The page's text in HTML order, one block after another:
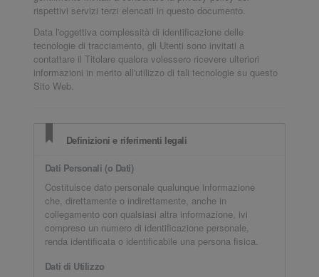
rispettivi servizi terzi elencati in questo documento.
Data l'oggettiva complessità di identificazione delle
tecnologie di tracciamento, gli Utenti sono invitati a
contattare il Titolare qualora volessero ricevere ulteriori
informazioni in merito all'utilizzo di tali tecnologie su questo
Sito Web.
Definizioni e riferimenti legali
Dati Personali (o Dati)
Costituisce dato personale qualunque informazione
che, direttamente o indirettamente, anche in
collegamento con qualsiasi altra informazione, ivi
compreso un numero di identificazione personale,
renda identificata o identificabile una persona fisica.
Dati di Utilizzo